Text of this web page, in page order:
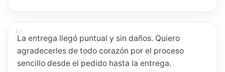
La entrega llegó puntual y sin daños. Quiero
agradecerles de todo corazón por el proceso
sencillo desde el pedido hasta la entrega.